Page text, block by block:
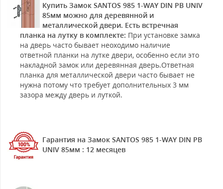
Купить Замок SANTOS 985 1-WAY DIN PB UNIV
85мм можно для деревянной и
металлической двери. Есть встречная
планка на лутку в комплекте: При установке замка
на дверь часто бывает неоходимо наличие
ответной планки на лутке двери, особенно если это
накладной замок или деревянная дверь.Ответная
планка для металлической двери часто бывает не
нужна потому что требует дополнительных 3 мм
зазора между дверь и луткой.
Гарантия на Замок SANTOS 985 1-WAY DIN PB
UNIV 85мм : 12 месяцев